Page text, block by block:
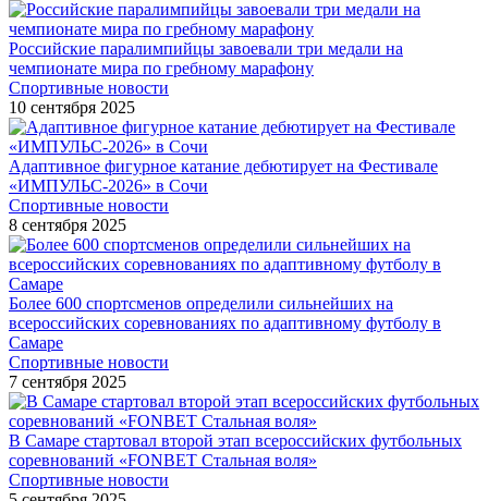
Российские паралимпийцы завоевали три медали на
чемпионате мира по гребному марафону
Спортивные новости
10 сентября 2025
Адаптивное фигурное катание дебютирует на Фестивале
«ИМПУЛЬС-2026» в Сочи
Спортивные новости
8 сентября 2025
Более 600 спортсменов определили сильнейших на
всероссийских соревнованиях по адаптивному футболу в
Самаре
Спортивные новости
7 сентября 2025
В Самаре стартовал второй этап всероссийских футбольных
соревнований «FONBET Стальная воля»
Спортивные новости